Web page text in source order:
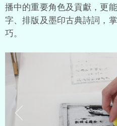
播中的重要角色及貢獻，更
字、排版及墨印古典詩詞，
巧。